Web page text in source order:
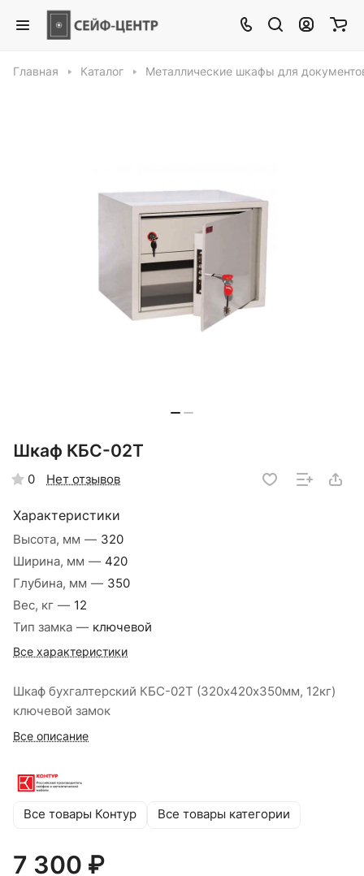
Главная Каталог Металлические шкафы для
Шкаф КБС-02Т
0 Нет отзывов
Характеристики
Высота, мм — 320
Ширина, мм — 420
Глубина, мм — 350
Вес, кг — 12
Тип замка — ключевой
Все характеристики
Шкаф бухгалтерский КБС-02Т (320х420х350мм, 12кг)
ключевой замок
Все описание
Все товары Контур Все товары категории
7 300 ₽